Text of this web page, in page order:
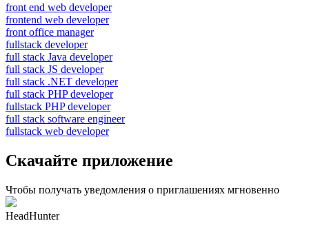
front end web developer
frontend web developer
front office manager
fullstack developer
full stack Java developer
full stack JS developer
full stack .NET developer
full stack PHP developer
fullstack PHP developer
full stack software engineer
fullstack web developer
Скачайте приложение
Чтобы получать уведомления о приглашениях мгновенно
HeadHunter